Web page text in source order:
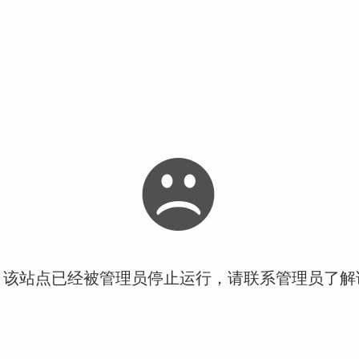
站点已经被管理员停止运行，请联系管理员了